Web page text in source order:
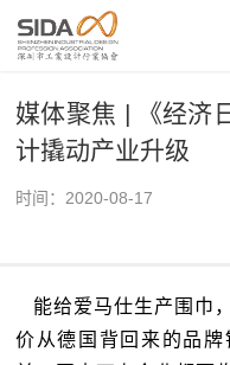
媒体聚焦 | 《经济
计撬动产业升级
时间：2020-08-17
能给爱马仕生产围巾
价从德国背回来的品